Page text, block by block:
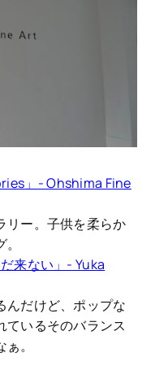
」- Ohshima Fine
リー。子供を柔らか
来ない」- Yuka
んだけど、ポップな
ているそのバランス
。